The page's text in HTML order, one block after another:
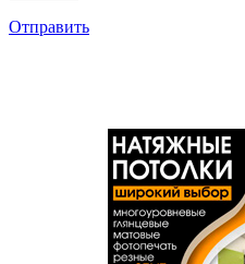
Отправить